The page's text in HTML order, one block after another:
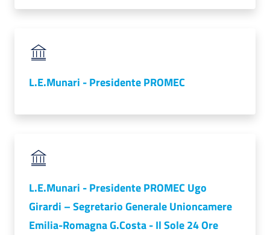
L.E.Munari - Presidente PROMEC
L.E.Munari - Presidente PROMEC Ugo
Girardi – Segretario Generale Unioncamere
Emilia-Romagna G.Costa - Il Sole 24 Ore